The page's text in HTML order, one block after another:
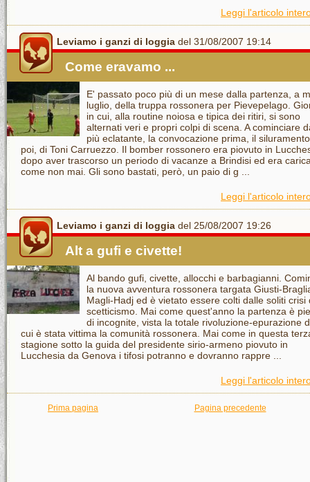
Leggi l'articolo
Leviamo i ganzi di loggia del 31/08/2007 19:14
Come eravamo ...
E' passato poco più di un mese dalla partenza, a
luglio, della truppa rossonera per Pievepelago.
in cui, alla routine noiosa e tipica dei ritiri, si sono
alternati veri e propri colpi di scena. A cominciare
più eclatante, la convocazione prima, il siluramento
poi, di Toni Carruezzo. Il bomber rossonero era piovuto in
dopo aver trascorso un periodo di vacanze a Brindisi ed era
come non mai. Gli sono bastati, però, un paio di g ...
Leggi l'articolo
Leviamo i ganzi di loggia del 25/08/2007 19:26
Alt a gufi e civette!
Al bando gufi, civette, allocchi e barbagianni.
la nuova avventura rossonera targata Giusti-
Magli-Hadj ed è vietato essere colti dalle soliti crisi
scetticismo. Mai come quest'anno la partenza è
di incognite, vista la totale rivoluzione-epurazione
cui è stata vittima la comunità rossonera. Mai come in questa
stagione sotto la guida del presidente sirio-armeno piovuto in
Lucchesia da Genova i tifosi potranno e dovranno rappre ...
Leggi l'articolo
Prima pagina Pagina precedente